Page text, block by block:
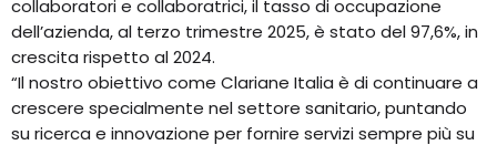
collaboratori e collaboratrici, il tasso di occupazione
dell’azienda, al terzo trimestre 2025, è stato del 97,6%, in
crescita rispetto al 2024.
“Il nostro obiettivo come Clariane Italia è di continuare a
crescere specialmente nel settore sanitario, puntando
su ricerca e innovazione per fornire servizi sempre più su